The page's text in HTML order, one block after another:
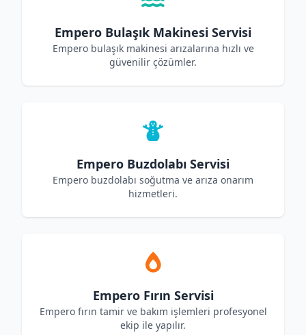
Empero Bulaşık Makinesi Servisi
Empero bulaşık makinesi arızalarına hızlı ve
güvenilir çözümler.
Empero Buzdolabı Servisi
Empero buzdolabı soğutma ve arıza onarım
hizmetleri.
Empero Fırın Servisi
Empero fırın tamir ve bakım işlemleri profesyonel
ekip ile yapılır.